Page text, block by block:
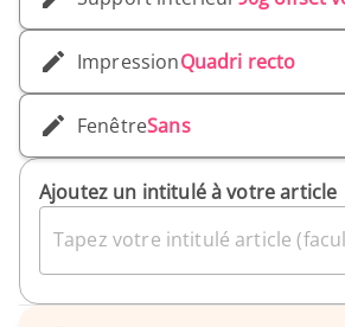
ImpressionQuadri recto
FenêtreSans
Ajoutez un intitulé à votre article
Tapez votre intitulé article